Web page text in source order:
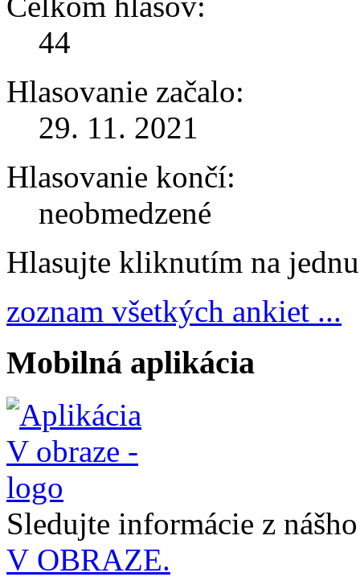
44
Hlasovanie začalo:
29. 11. 2021
Hlasovanie končí:
neobmedzené
Hlasujte kliknutím na
zoznam všetkých ankiet ...
Mobilná aplikácia
Sledujte informácie z
V OBRAZE.